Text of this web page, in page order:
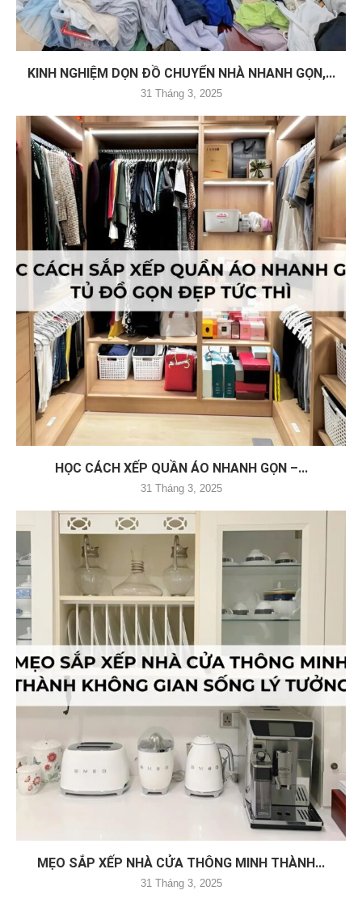
KINH NGHIỆM DỌN ĐỒ CHUYỂN NHÀ NHANH GỌN,...
31 Tháng 3, 2025
HỌC CÁCH XẾP QUẦN ÁO NHANH GỌN –...
31 Tháng 3, 2025
MẸO SẮP XẾP NHÀ CỬA THÔNG MINH THÀNH...
31 Tháng 3, 2025